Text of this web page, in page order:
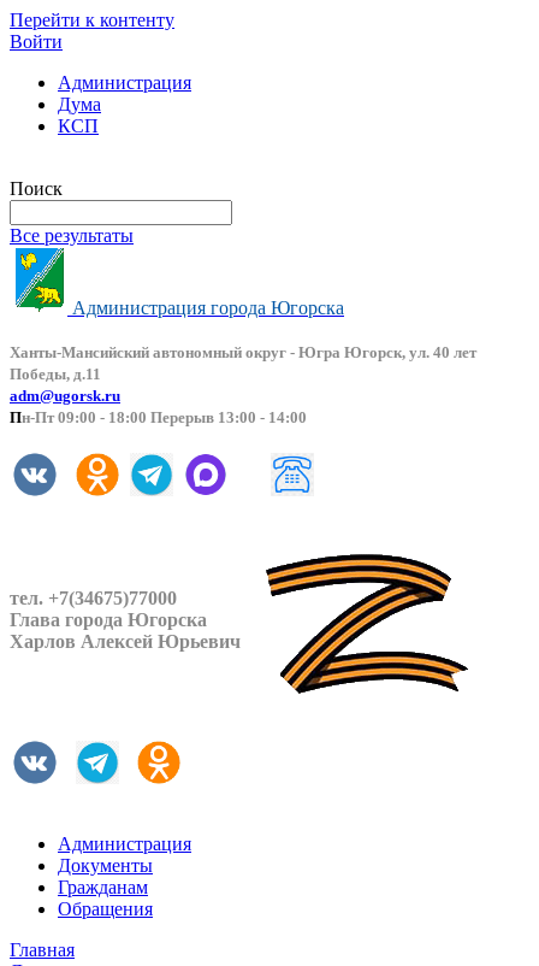
Перейти к контенту
Войти
Администрация
Дума
КСП
Поиск
Все результаты
Администрация города Югорска
Ханты-Мансийский автономный округ - Югра Югорск, ул. 40 лет
Победы, д.11
adm@ugorsk.ru
Пн-Пт 09:00 - 18:00 Перерыв 13:00 - 14:00
тел. +7(34675)77000
Глава города Югорска
Харлов Алексей Юрьевич
Администрация
Документы
Гражданам
Обращения
Главная